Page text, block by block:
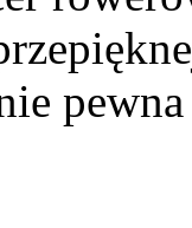
pewna